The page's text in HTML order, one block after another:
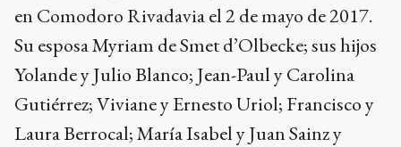
en Comodoro Rivadavia el 2 de mayo de 2017.
Su esposa Myriam de Smet d’Olbecke; sus hijos
Yolande y Julio Blanco; Jean-Paul y Carolina
Gutiérrez; Viviane y Ernesto Uriol; Francisco y
Laura Berrocal; María Isabel y Juan Sainz y